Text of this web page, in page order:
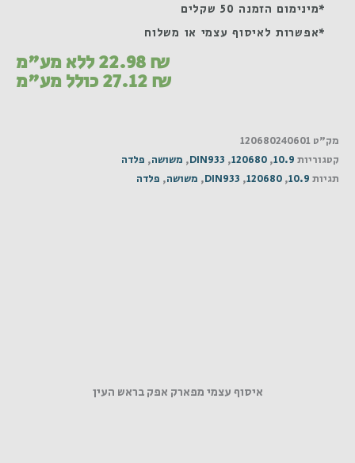
*מינימום הזמנה 50 שקלים
*אפשרות לאיסוף עצמי או משלוח
22.98₪ ללא מע"מ
27.12₪ כולל מע"מ
מק"ט 120680240601
קטגוריות 10.9
,
120680
,
DIN933
, משושה, פלדה
תגיות 10.9
,
120680
,
DIN933
, משושה, פלדה
איסוף עצמי מפארק אפק בראש העין